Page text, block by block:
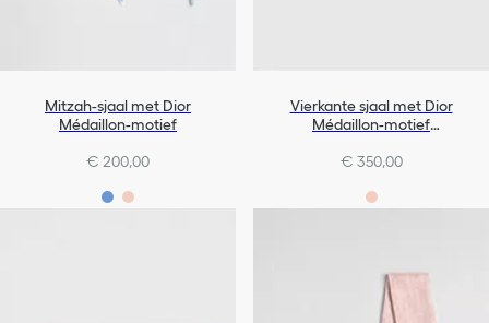
Mitzah-sjaal met Dior
Médaillon-motief
€ 200,00
Vierkante sjaal met Dior
Médaillon-motief
€ 350,00